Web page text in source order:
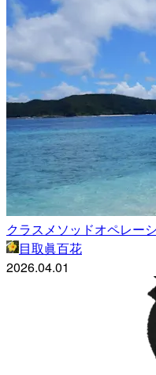
クラスメソッドオペレー
目取眞百花
2026.04.01